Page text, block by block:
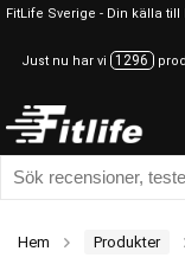
FitLife Sverige - Din källa till
Just nu har vi 1296
Hem Produkter